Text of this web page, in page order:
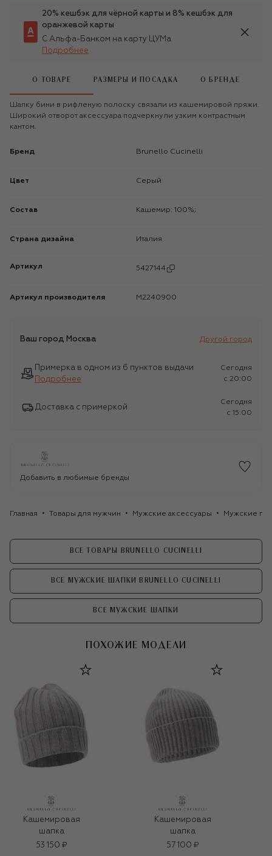
20% кешбэк для чёрной карты и 8% кешбэк для
оранжевой карты
С Альфа-Банком на карту ЦУМа
Подробнее
О ТОВАРЕ РАЗМЕРЫ И ПОСАДКА О БРЕНДЕ
Шапку бини в рифленую полоску связали из кашемировой пряжи.
Широкий отворот аксессуара подчеркнули узким контрастным
кантом.
Бренд Brunello Cucinelli
Цвет Серый
Состав Кашемир: 100%;
Страна дизайна Италия
Артикул 5427144
Артикул производителя M2240900
Ваш город Москва Другой город
Примерка в одном из 6 пунктов выдачи
Подробнее
Сегодня
c 20:00
Доставка с примеркой
Сегодня
c 15:00
Добавить в любимые бренды
Главная Товары для мужчин Мужские аксессуары Мужские
ВСЕ ТОВАРЫ BRUNELLO CUCINELLI
ВСЕ МУЖСКИЕ ШАПКИ BRUNELLO CUCINELLI
ВСЕ МУЖСКИЕ ШАПКИ
ПОХОЖИЕ МОДЕЛИ
Кашемировая
шапка
53 150 ₽
Кашемировая
шапка
57 100 ₽